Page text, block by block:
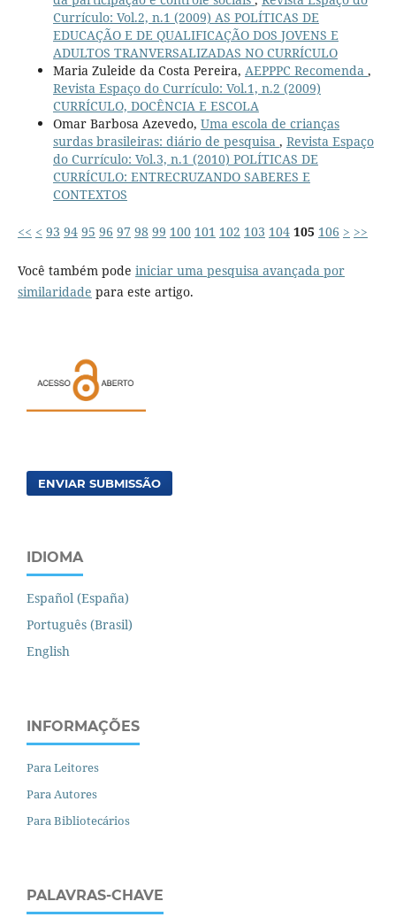
Currículo: Vol.2, n.1 (2009) AS POLÍTICAS DE
EDUCAÇÃO E DE QUALIFICAÇÃO DOS JOVENS E
ADULTOS TRANVERSALIZADAS NO CURRÍCULO
Maria Zuleide da Costa Pereira, AEPPPC Recomenda ,
Revista Espaço do Currículo: Vol.1, n.2 (2009)
CURRÍCULO, DOCÊNCIA E ESCOLA
Omar Barbosa Azevedo, Uma escola de crianças
surdas brasileiras: diário de pesquisa , Revista Espaço
do Currículo: Vol.3, n.1 (2010) POLÍTICAS DE
CURRÍCULO: ENTRECRUZANDO SABERES E
CONTEXTOS
<< < 93 94 95 96 97 98 99 100 101 102 103 104 105 106 > >>
Você também pode iniciar uma pesquisa avançada por
similaridade para este artigo.
ENVIAR SUBMISSÃO
IDIOMA
Español (España)
Português (Brasil)
English
INFORMAÇÕES
Para Leitores
Para Autores
Para Bibliotecários
PALAVRAS-CHAVE